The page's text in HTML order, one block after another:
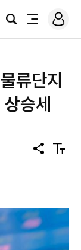
검
전
로
그
류단지
승세
공
유
텍
스